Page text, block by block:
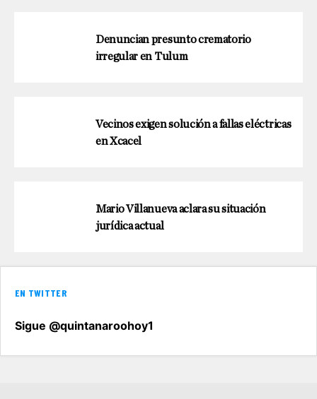
Denuncian presunto crematorio
irregular en Tulum
Vecinos exigen solución a fallas eléctricas
en Xcacel
Mario Villanueva aclara su situación
jurídica actual
EN TWITTER
Sigue @quintanaroohoy1